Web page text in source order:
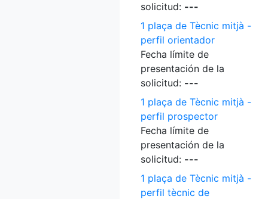
solicitud: ---
1 plaça de Tècnic mitjà -
perfil orientador
Fecha límite de
presentación de la
solicitud: ---
1 plaça de Tècnic mitjà -
perfil prospector
Fecha límite de
presentación de la
solicitud: ---
1 plaça de Tècnic mitjà -
perfil tècnic de